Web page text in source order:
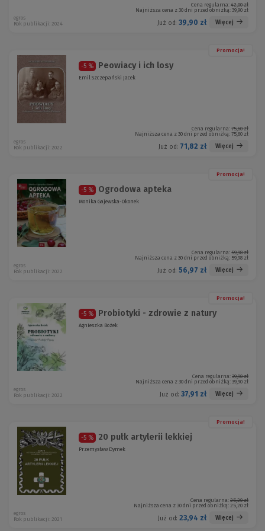
Cena regularna: 42,00 zł
Najniższa cena z 30 dni przed obniżką: 39,90 zł
Już od: 39,90 zł Więcej
egros
Rok publikacji: 2024
Promocja!
-5 % Peowiacy i ich losy
Emil Szczepański Jacek
Cena regularna: 75,60 zł
Najniższa cena z 30 dni przed obniżką: 75,60 zł
Już od: 71,82 zł Więcej
egros
Rok publikacji: 2022
Promocja!
-5 % Ogrodowa apteka
Monika Gajewska-Okonek
Cena regularna: 59,98 zł
Najniższa cena z 30 dni przed obniżką: 59,98 zł
Już od: 56,97 zł Więcej
egros
Rok publikacji: 2022
Promocja!
-5 % Probiotyki - zdrowie z natury
Agnieszka Bożek
Cena regularna: 39,90 zł
Najniższa cena z 30 dni przed obniżką: 39,90 zł
Już od: 37,91 zł Więcej
egros
Rok publikacji: 2022
Promocja!
-5 % 20 pułk artylerii lekkiej
Przemysław Dymek
Cena regularna: 25,20 zł
Najniższa cena z 30 dni przed obniżką: 25,20 zł
Już od: 23,94 zł Więcej
egros
Rok publikacji: 2021